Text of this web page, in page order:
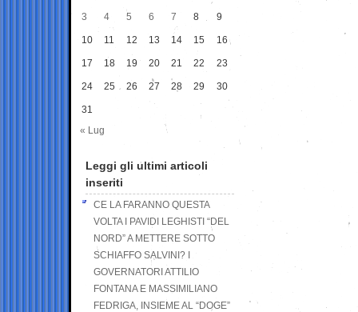
3 4 5 6 7 8 9
10 11 12 13 14 15 16
17 18 19 20 21 22 23
24 25 26 27 28 29 30
31
« Lug
Leggi gli ultimi articoli
inseriti
CE LA FARANNO QUESTA
VOLTA I PAVIDI LEGHISTI “DEL
NORD” A METTERE SOTTO
SCHIAFFO SALVINI? I
GOVERNATORI ATTILIO
FONTANA E MASSIMILIANO
FEDRIGA, INSIEME AL “DOGE”